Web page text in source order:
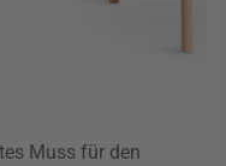
Muss für den